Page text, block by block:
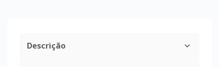
Descrição